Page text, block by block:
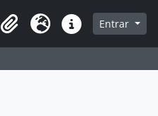
Área de Transferência
Idioma Atalhos Entrar